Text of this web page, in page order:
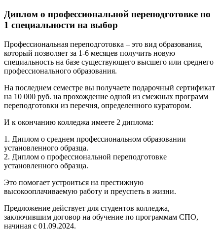
Диплом о профессиональной переподготовке по
1 специальности на выбор
Профессиональная переподготовка – это вид образования,
который позволяет за 1-6 месяцев получить новую
специальность на базе существующего высшего или среднего
профессионального образования.
На последнем семестре вы получаете подарочный сертификат
на 10 000 руб. на прохождение одной из смежных программ
переподготовки из перечня, определенного куратором.
И к окончанию колледжа имеете 2 диплома:
1. Диплом о среднем профессиональном образовании
установленного образца.
2. Диплом о профессиональной переподготовке
установленного образца.
Это помогает устроиться на престижную
высокооплачиваемую работу и преуспеть в жизни.
Предложение действует для студентов колледжа,
заключившим договор на обучение по программам СПО,
начиная с 01.09.2024.